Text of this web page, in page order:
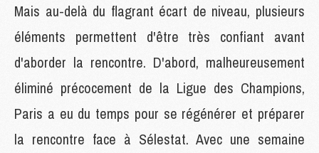
Mais au-delà du flagrant écart de niveau, plusieurs
éléments permettent d'être très confiant avant
d'aborder la rencontre. D'abord, malheureusement
éliminé précocement de la Ligue des Champions,
Paris a eu du temps pour se régénérer et préparer
la rencontre face à Sélestat. Avec une semaine